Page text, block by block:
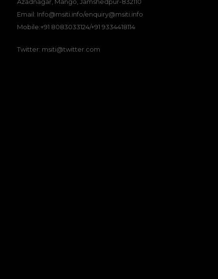
Email: Info@msiti.info/enquiry@msiti.info
Mobile:+91 8083033124/+91 9334418114
Twitter: msiti@twitter.com